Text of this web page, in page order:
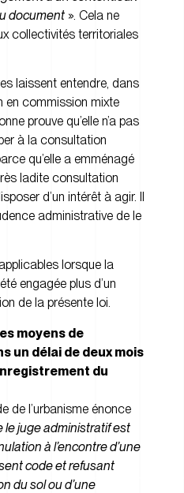
document ». Cela ne
collectivités territoriales
laissent entendre, dans
en commission mixte
prouve qu’elle n’a pas
à la consultation
qu’elle a emménagé
ladite consultation
d’un intérêt à agir. Il
administrative de le
lorsque la
engagée plus d’un
de la présente loi.
moyens de
un délai de deux mois
du
de l’urbanisme énonce
le juge administratif est
à l’encontre d’une
code et refusant
du sol ou d’une